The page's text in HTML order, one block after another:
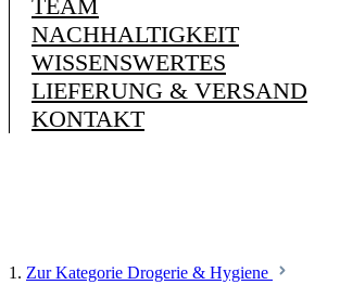
TEAM
NACHHALTIGKEIT
WISSENSWERTES
LIEFERUNG & VERSAND
KONTAKT
1. Zur Kategorie Drogerie & Hygiene